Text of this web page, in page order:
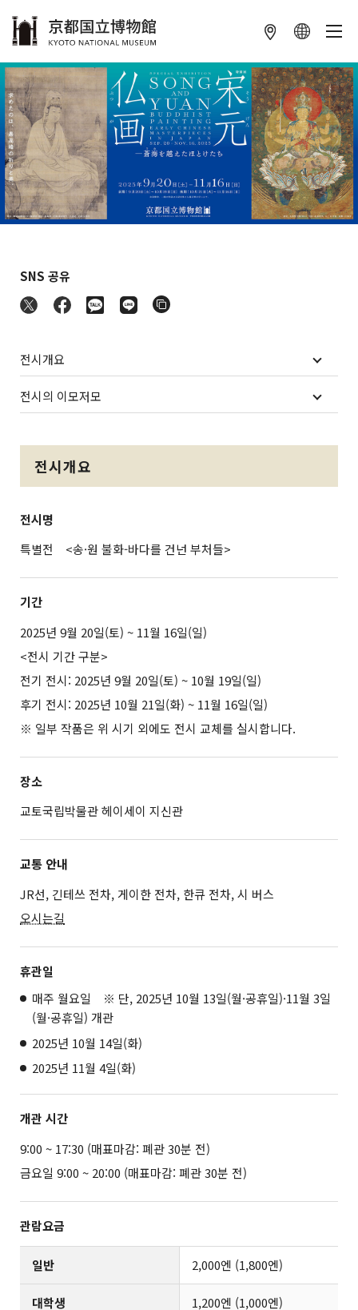
SNS 공유
전시개요
전시의 이모저모
전시개요
전시명
특별전 <송·원 불화-바다를 건넌 부처들>
기간
2025년 9월 20일(토) ~ 11월 16일(일)
<전시 기간 구분>
전기 전시: 2025년 9월 20일(토) ~ 10월 19일(일)
후기 전시: 2025년 10월 21일(화) ~ 11월 16일(일)
※ 일부 작품은 위 시기 외에도 전시 교체를 실시합니다.
장소
교토국립박물관 헤이세이 지신관
교통 안내
JR선, 긴테쓰 전차, 게이한 전차, 한큐 전차, 시 버스
오시는길
휴관일
매주 월요일 ※ 단, 2025년 10월 13일(월·공휴일)·11월 3일
(월·공휴일) 개관
2025년 10월 14일(화)
2025년 11월 4일(화)
개관 시간
9:00 ~ 17:30 (매표마감: 폐관 30분 전)
금요일 9:00 ~ 20:00 (매표마감: 폐관 30분 전)
관람요금
일반 2,000엔 (1,800엔)
대학생 1,200엔 (1,000엔)